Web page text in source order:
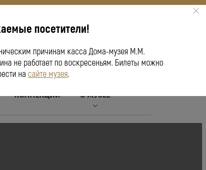
КОЛЛЕКЦИИ О МУЗЕЕ
посетители!
причинам касса Дома-музея М.М.
не работает по воскресеньям. Билеты можно
на сайте музея.